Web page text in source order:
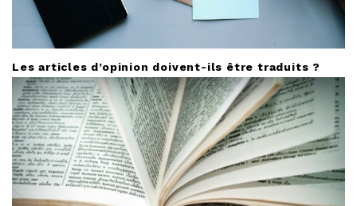
Les articles d’opinion doivent-ils être traduits ?